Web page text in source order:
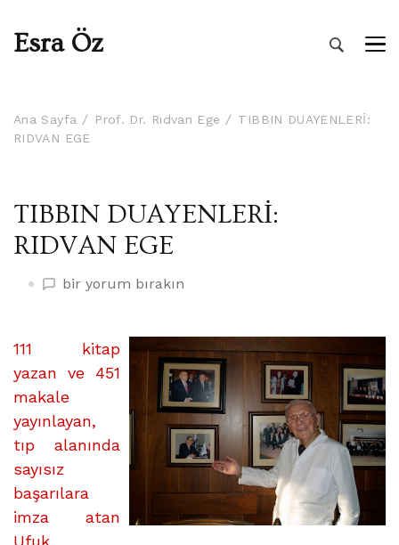
Esra Öz
Ana Sayfa Prof. Dr. Rıdvan Ege
TIBBIN DUAYENLERİ:
RIDVAN EGE
TIBBIN DUAYENLERİ:
RIDVAN EGE
TIBBIN
EGE
üzerine
bir yorum bırakın
111 kitap
yazan ve 451
makale
yayınlayan,
tıp alanında
sayısız
başarılara
imza atan
Ufuk